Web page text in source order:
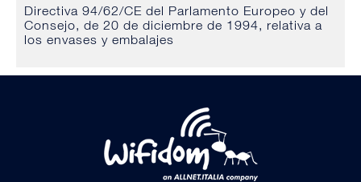
Directiva 94/62/CE del Parlamento Europeo y del
Consejo, de 20 de diciembre de 1994, relativa a
los envases y embalajes